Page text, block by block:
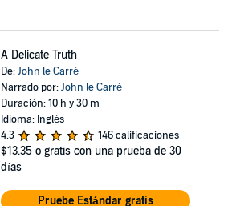
A Delicate Truth
De:John le Carré
Narrado por:John le Carré
Duración: 10 h y 30 m
Idioma: Inglés
4.3
146 calificaciones
$13.35 o gratis con una prueba de 30
días
Pruebe Estándar gratis